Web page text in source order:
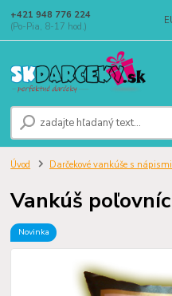
+421 948 776 224
(Po-Pia, 8-17 hod.)
Úvod Darčekové vankúše s nápismi
Vankúš
Novinka